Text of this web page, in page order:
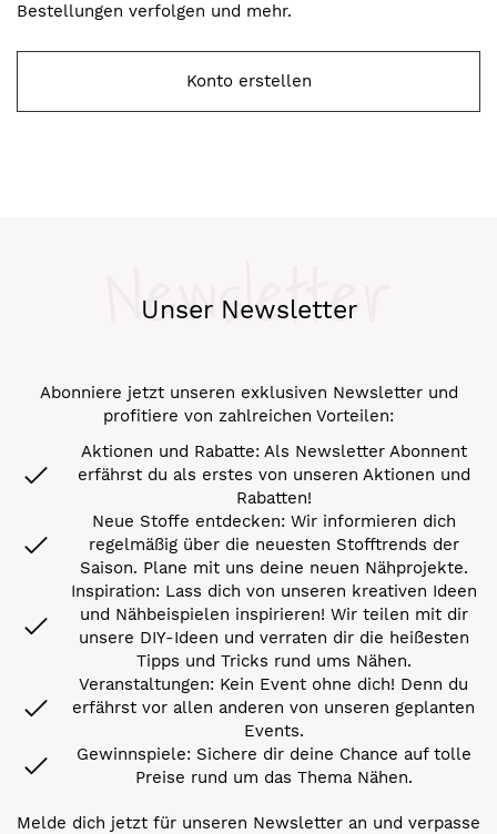
Bestellungen verfolgen und mehr.
Konto erstellen
Unser Newsletter
Newsletter
Abonniere jetzt unseren exklusiven Newsletter und
profitiere von zahlreichen Vorteilen:
Aktionen und Rabatte: Als Newsletter Abonnent
erfährst du als erstes von unseren Aktionen und
Rabatten!
Neue Stoffe entdecken: Wir informieren dich
regelmäßig über die neuesten Stofftrends der
Saison. Plane mit uns deine neuen Nähprojekte.
Inspiration: Lass dich von unseren kreativen Ideen
und Nähbeispielen inspirieren! Wir teilen mit dir
unsere DIY-Ideen und verraten dir die heißesten
Tipps und Tricks rund ums Nähen.
Veranstaltungen: Kein Event ohne dich! Denn du
erfährst vor allen anderen von unseren geplanten
Events.
Gewinnspiele: Sichere dir deine Chance auf tolle
Preise rund um das Thema Nähen.
Melde dich jetzt für unseren Newsletter an und verpasse